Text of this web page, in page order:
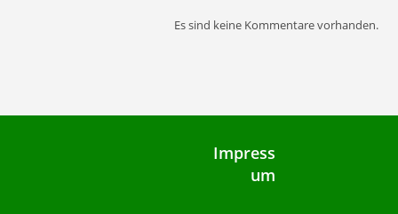
Es sind keine Kommentare vorhanden.
Impress
um